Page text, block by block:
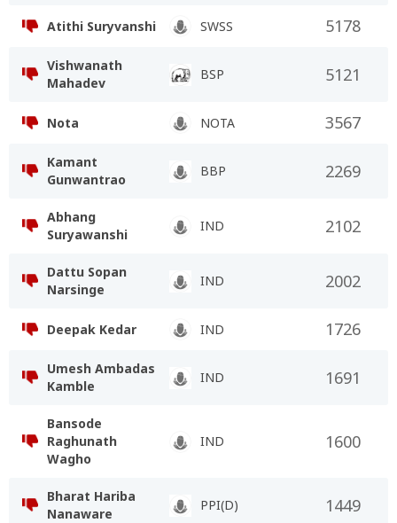
Atithi Suryvanshi SWSS 5178
Vishwanath
Mahadev
BSP 5121
Nota NOTA 3567
Kamant
Gunwantrao
BBP 2269
Abhang
Suryawanshi
IND 2102
Dattu Sopan
Narsinge
IND 2002
Deepak Kedar IND 1726
Umesh Ambadas
Kamble
IND 1691
Bansode
Raghunath
Wagho
IND 1600
Bharat Hariba
Nanaware
PPI(D) 1449